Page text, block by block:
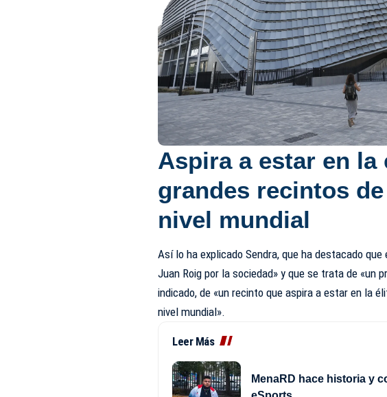
Aspira a estar en la
grandes recintos
nivel mundial
Así lo ha explicado Sendra, que ha destacado
Juan Roig por la sociedad» y que se trata de «un
indicado, de «un recinto que aspira a estar en la
nivel mundial».
Leer Más
MenaRD hace historia y